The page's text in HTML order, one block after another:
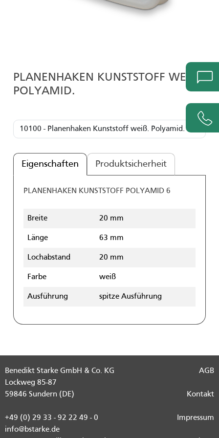
PLANENHAKEN KUNSTSTOFF WEISS. P
OLYAMID.
Eigenschaften Produktsicherheit
PLANENHAKEN KUNSTSTOFF POLYAMID 6
Breite 20 mm
Länge 63 mm
Lochabstand 20 mm
Farbe weiß
Ausführung spitze Ausführung
Benedikt Starke GmbH & Co. KG
Lockweg 85-87
59846 Sundern (DE)
+49 (0) 29 33 - 92 22 49 - 0
info@bstarke.de
AGB
Kontakt
Impressum